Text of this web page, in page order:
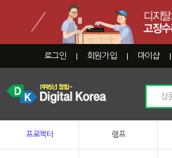
로그인 | 회원가입 | 마이샵 |
프로젝터 램프